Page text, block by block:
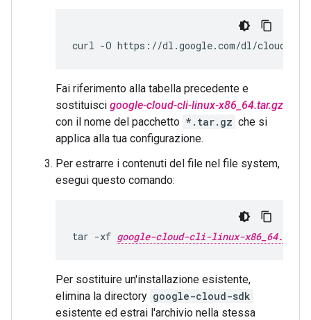
curl -O https://dl.google.com/dl/cloudsdk/
Fai riferimento alla tabella precedente e
sostituisci google-cloud-cli-linux-x86_64.tar.gz
con il nome del pacchetto *.tar.gz che si
applica alla tua configurazione.
Per estrarre i contenuti del file nel file system,
esegui questo comando:
tar -xf google-cloud-cli-linux-
Per sostituire un'installazione esistente,
elimina la directory google-cloud-sdk
esistente ed estrai l'archivio nella stessa